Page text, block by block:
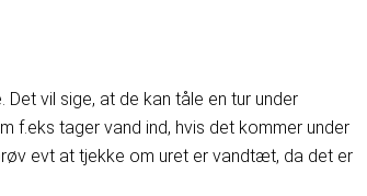
vil sige, at de kan tåle en tur under
f.eks tager vand ind, hvis det kommer under
evt at tjekke om uret er vandtæt, da det er